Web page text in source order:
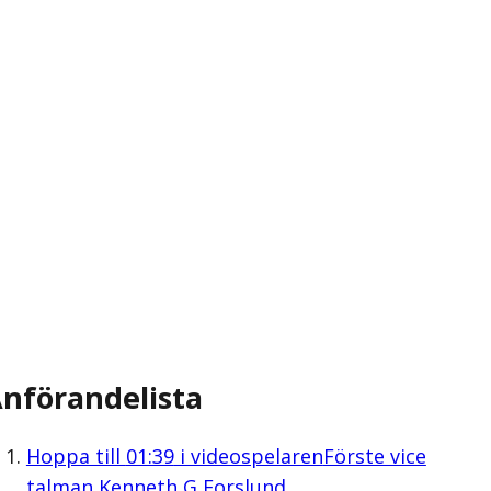
Hoppa till 01:39i videospelarenFörste vice